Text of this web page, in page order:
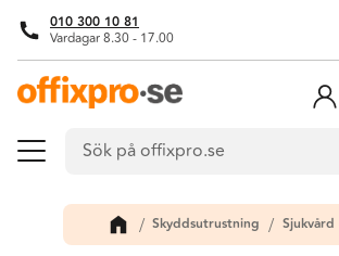
Meny
010 300 10 81
Vardagar 8.30 - 17.00
Skyddsutrustning